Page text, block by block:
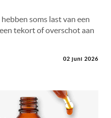
soms last van een
tekort of overschot aan
02 juni 2026